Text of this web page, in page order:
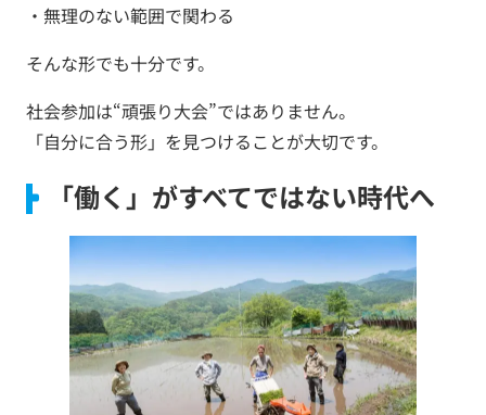
・無理のない範囲で関わる
そんな形でも十分です。
社会参加は“頑張り大会”ではありません。
「自分に合う形」を見つけることが大切です。
「働く」がすべてではない時代へ